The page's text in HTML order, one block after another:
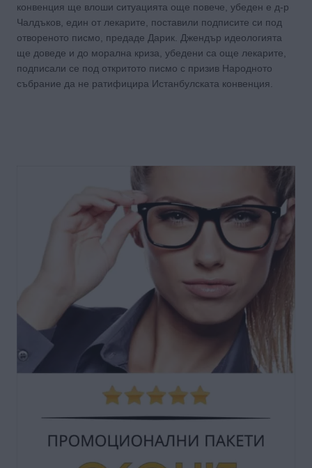
конвенция ще влоши ситуацията още повече, убеден е д-р
Чалдъков, един от лекарите, поставили подписите си под
отвореното писмо, предаде Дарик. Джендър идеологията
ще доведе и до морална криза, убедени са още лекарите,
подписали се под откритото писмо с призив Народното
събрание да не ратифицира Истанбулската конвенция.